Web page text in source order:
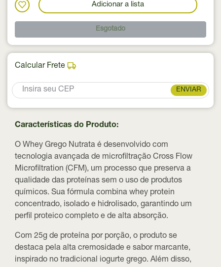
Adicionar a lista
Esgotado
Calcular Frete
ENVIAR
Características do Produto:
O Whey Grego Nutrata é desenvolvido com
tecnologia avançada de microfiltração Cross Flow
Microfiltration (CFM), um processo que preserva a
qualidade das proteínas sem o uso de produtos
químicos. Sua fórmula combina whey protein
concentrado, isolado e hidrolisado, garantindo um
perfil proteico completo e de alta absorção.
Com 25g de proteína por porção, o produto se
destaca pela alta cremosidade e sabor marcante,
inspirado no tradicional iogurte grego. Além disso,